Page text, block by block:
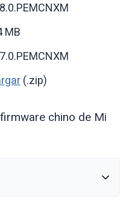
MB
(.zip)
chino de Mi